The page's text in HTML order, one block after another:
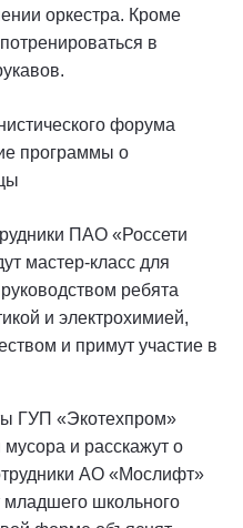
оркестра. Кроме
в
ПАО «Россети
мастер-класс для
ребята
и электрохимией,
и примут участие в
ГУП «Экотехпром»
и расскажут о
АО «Мослифт»
младшего школьного